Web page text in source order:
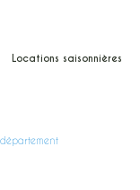
locations saisonnières